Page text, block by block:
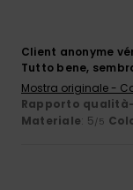
Client anonyme
Tutto bene,
Mostra originale -
Rapporto
Materiale: 5/5